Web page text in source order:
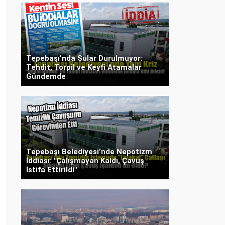
Tepebaşı’nda Sular Durulmuyor:
Tehdit, Torpil ve Keyfi Atamalar
Gündemde
Tepebaşı Belediyesi’nde Nepotizm
İddiası: "Çalışmayan Kaldı, Çavuş
İstifa Ettirildi"